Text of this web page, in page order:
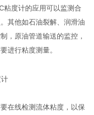
度计的应用可以监测合
其他如石油裂解、润滑油
，原油管道输送的监控，
进行粘度测量。
在线检测流体粘度，以保